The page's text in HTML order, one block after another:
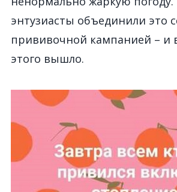
энтузиасты объединили это
прививочной кампанией – и
этого вышло.